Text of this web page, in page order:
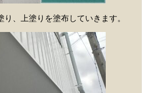
り、上塗りを塗布していきます。